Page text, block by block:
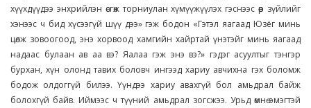
хүүхдүүдээ энхрийлэн өсгөж торниулан хүмүүжүүлэх гэснээс өөр зүйлийг
хэнээс ч бид хүсээгүй шүү дээ» гэж бодон «Гэтэл яагаад Юзёг минь
цөлж зовоогоод, энэ хорвоод хамгийн хайртай үнэтэйг минь яагаад
надаас булаан ав аа вэ? Яалаа гэж энэ вэ?» гэдэг асуултыг тэнгэр
бурхан, хүн олонд тавих боловч ингээд хариу авчихна гэх боломж
бодож олдоггүй билээ. Үүндээ хариу авахгүй бол амьдрал байж
болохгүй байв. Иймээс ч түүний амьдрал зогсжээ. Урьд өмнө эмэгтэй